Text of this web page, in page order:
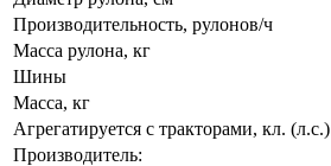
Производительность, рулонов/ч
Масса рулона, кг
Шины
Масса, кг
Агрегатируется с тракторами, кл. (л.с.)
Производитель: